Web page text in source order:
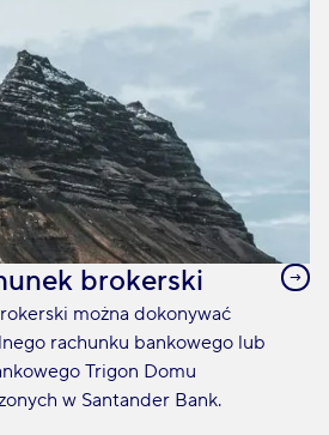
brokerski
można dokonywać
rachunku bankowego lub
Trigon Domu
w Santander Bank.